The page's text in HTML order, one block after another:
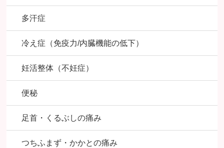
多汗症
冷え症（免疫力/内臓機能の低下）
妊活整体（不妊症）
便秘
足首・くるぶしの痛み
つちふまず・かかとの痛み